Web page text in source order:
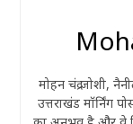
मोहन चंद्र जोशी,
उत्तराखंड मॉर्निंग